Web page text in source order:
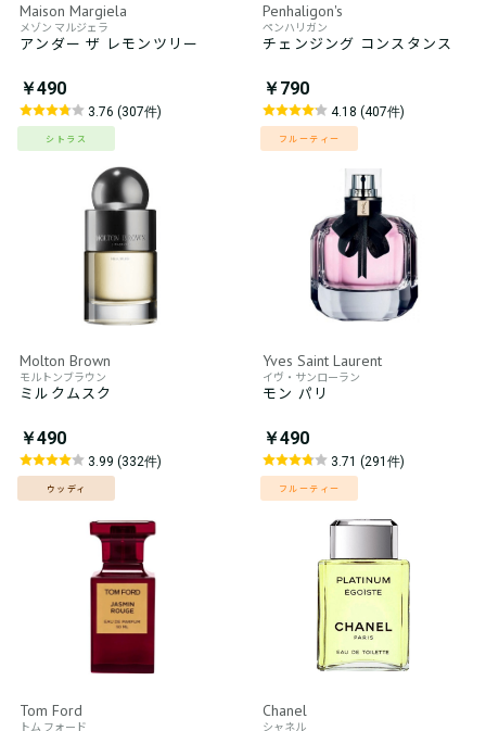
Maison Margiela
メゾン マルジェラ
アンダー ザ レモンツリー
￥490
3.76 (307件)
シトラス
Penhaligon's
ペンハリガン
チェンジング コンスタンス
￥790
4.18 (407件)
フルーティー
Molton Brown
モルトンブラウン
ミルクムスク
￥490
3.99 (332件)
ウッディ
Yves Saint Laurent
イヴ・サンローラン
モン パリ
￥490
3.71 (291件)
フルーティー
Tom Ford
トム フォード
Chanel
シャネル